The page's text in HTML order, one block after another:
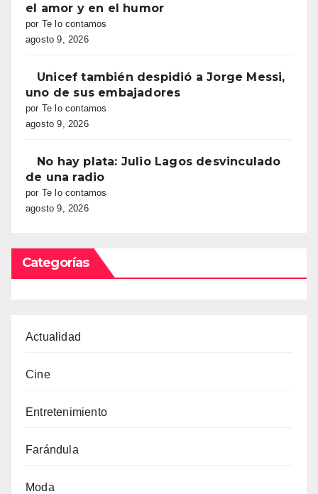
el amor y en el humor
por Te lo contamos
agosto 9, 2026
Unicef también despidió a Jorge Messi,
uno de sus embajadores
por Te lo contamos
agosto 9, 2026
No hay plata: Julio Lagos desvinculado
de una radio
por Te lo contamos
agosto 9, 2026
Categorías
Actualidad
Cine
Entretenimiento
Farándula
Moda